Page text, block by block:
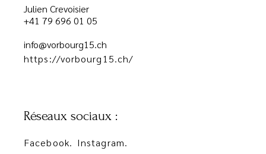
Julien Crevoisier
+41 79 696 01 05
info@vorbourg15.ch
https://vorbourg15.ch/
Réseaux sociaux :
Facebook. Instagram.